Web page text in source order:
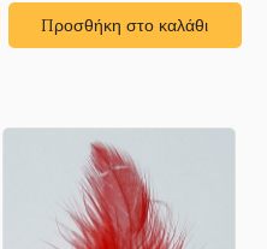
Προσθήκη στο καλάθι